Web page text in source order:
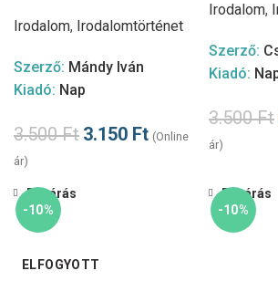
Irodalom, Irodalomtörténet
Szerző: Mándy Iván
Kiadó: Nap
3.500Ft 3.150 Ft (Online
ár)
Irodalom,
Szerző:
Kiadó:
3.500Ft
ár)
-10%
ELFOGYOTT
Bezárás
-10%
Bezárás